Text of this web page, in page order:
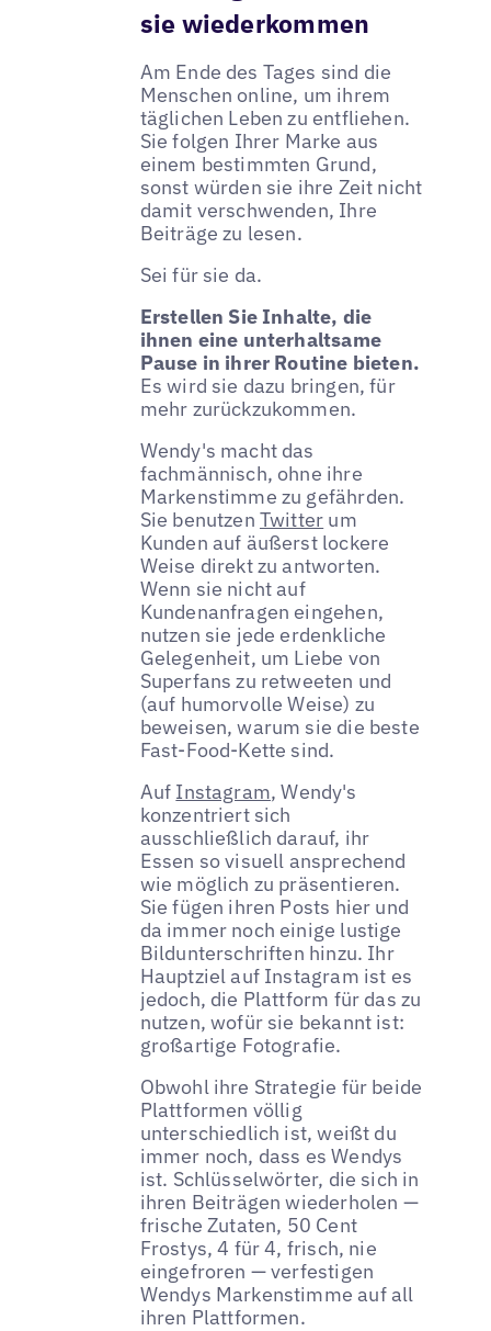
sie wiederkommen
Am Ende des Tages sind die
Menschen online, um ihrem
täglichen Leben zu entfliehen.
Sie folgen Ihrer Marke aus
einem bestimmten Grund,
sonst würden sie ihre Zeit nicht
damit verschwenden, Ihre
Beiträge zu lesen.
Sei für sie da.
Erstellen Sie Inhalte, die
ihnen eine unterhaltsame
Pause in ihrer Routine bieten.
Es wird sie dazu bringen, für
mehr zurückzukommen.
Wendy's macht das
fachmännisch, ohne ihre
Markenstimme zu gefährden.
Sie benutzen Twitter um
Kunden auf äußerst lockere
Weise direkt zu antworten.
Wenn sie nicht auf
Kundenanfragen eingehen,
nutzen sie jede erdenkliche
Gelegenheit, um Liebe von
Superfans zu retweeten und
(auf humorvolle Weise) zu
beweisen, warum sie die beste
Fast-Food-Kette sind.
Auf Instagram, Wendy's
konzentriert sich
ausschließlich darauf, ihr
Essen so visuell ansprechend
wie möglich zu präsentieren.
Sie fügen ihren Posts hier und
da immer noch einige lustige
Bildunterschriften hinzu. Ihr
Hauptziel auf Instagram ist es
jedoch, die Plattform für das zu
nutzen, wofür sie bekannt ist:
großartige Fotografie.
Obwohl ihre Strategie für beide
Plattformen völlig
unterschiedlich ist, weißt du
immer noch, dass es Wendys
ist. Schlüsselwörter, die sich in
ihren Beiträgen wiederholen —
frische Zutaten, 50 Cent
Frostys, 4 für 4, frisch, nie
eingefroren — verfestigen
Wendys Markenstimme auf all
ihren Plattformen.